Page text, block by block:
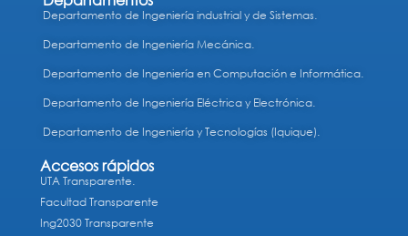
Departamento de Ingeniería industrial y de Sistemas.
Departamento de Ingeniería Mecánica.
Departamento de Ingeniería en Computación e Informática.
Departamento de Ingeniería Eléctrica y Electrónica.
Departamento de Ingeniería y Tecnologías (Iquique).
Accesos rápidos
UTA Transparente.
Facultad Transparente
Ing2030 Transparente